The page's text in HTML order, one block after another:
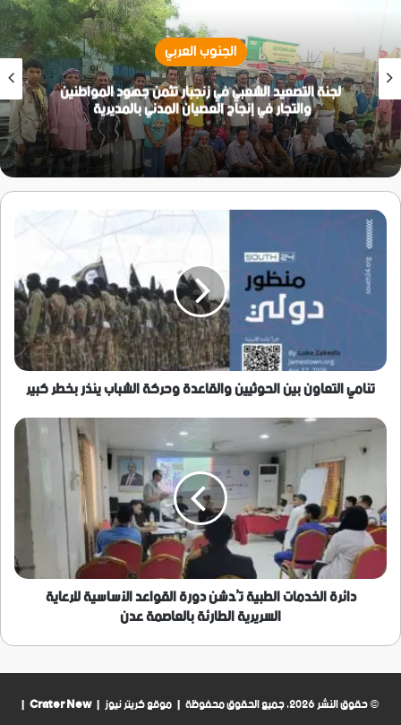
الجنوب العربي
لجنة التصعيد الشعبي في زنجبار تثمن جهود المواطنين
والتجار في إنجاح العصيان المدني بالمديرية
‏تنامي
التعاون
بين
الحوثيين
والقاعدة
وحركة
ينذر
بخطر
كبير
‏تنامي التعاون بين الحوثيين والقاعدة وحركة الشباب ينذر بخطر كبير
دائرة
الخدمات
الطبية
تُدشن
دورة
القواعد
الأساسية
للرعاية
السريرية
الطارئة
بالعاصمة
دائرة الخدمات الطبية تُدشن دورة القواعد الأساسية للرعاية
السريرية الطارئة بالعاصمة عدن
© حقوق النشر 2026، جميع الحقوق محفوظة | موقع كريتر نيوز | Crater New
|